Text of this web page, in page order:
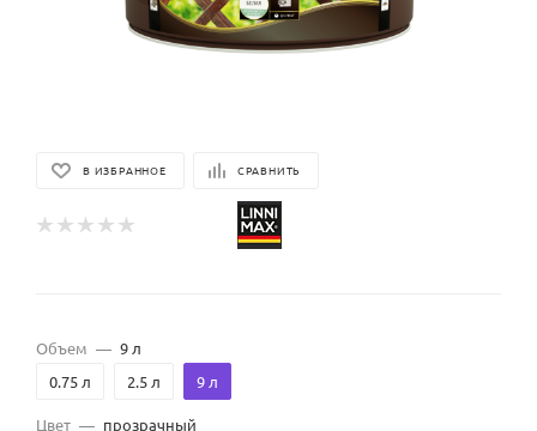
В ИЗБРАННОЕ СРАВНИТЬ
Объем — 9 л
0.75 л
2.5 л 9 л
Цвет — прозрачный